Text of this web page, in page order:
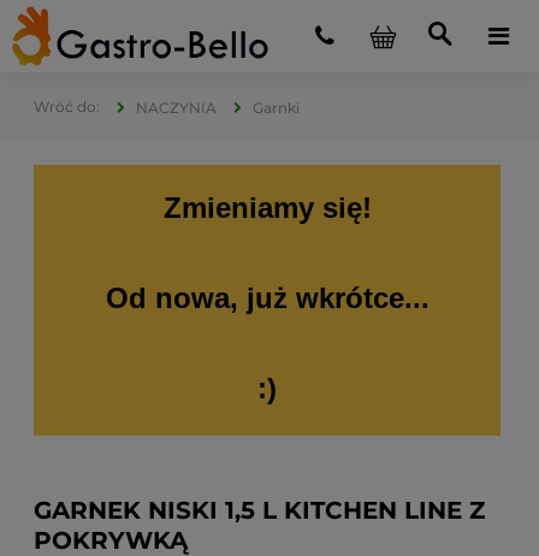
NACZYNIA Garnki
Zmieniamy się!
Od nowa, już wkrótce...
:)
GARNEK NISKI 1,5 L KITCHEN LINE Z
POKRYWKĄ